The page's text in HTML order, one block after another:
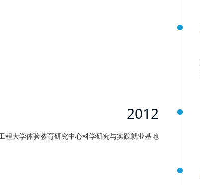
2012
程大学体验教育研究中心科学研究与实践就业基地